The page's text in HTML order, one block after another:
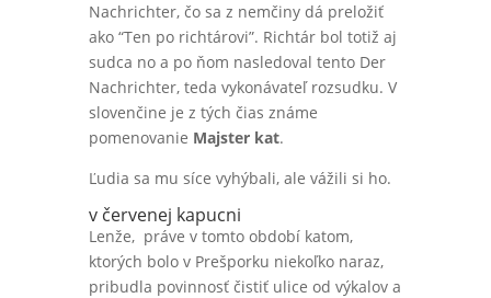
Nachrichter, čo sa z nemčiny dá preložiť
ako “Ten po richtárovi”. Richtár bol totiž aj
sudca no a po ňom nasledoval tento Der
Nachrichter, teda vykonávateľ rozsudku. V
slovenčine je z tých čias známe
pomenovanie Majster kat.
Ľudia sa mu síce vyhýbali, ale vážili si ho.
v červenej kapucni
Lenže, práve v tomto období katom,
ktorých bolo v Prešporku niekoľko naraz,
pribudla povinnosť čistiť ulice od výkalov a